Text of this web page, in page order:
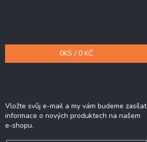
0KS / 0 KČ
Vložte svůj e-mail a my vám budeme zasílat
informace o nových produktech na našem
e-shopu.